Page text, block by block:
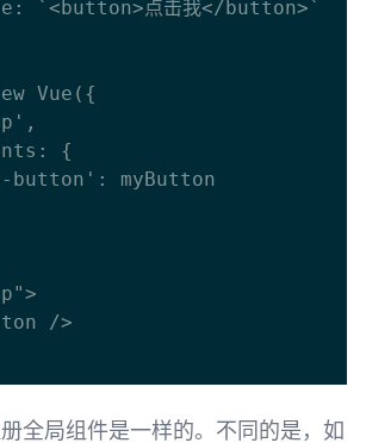
Vue({
全局组件是一样的。不同的是，如